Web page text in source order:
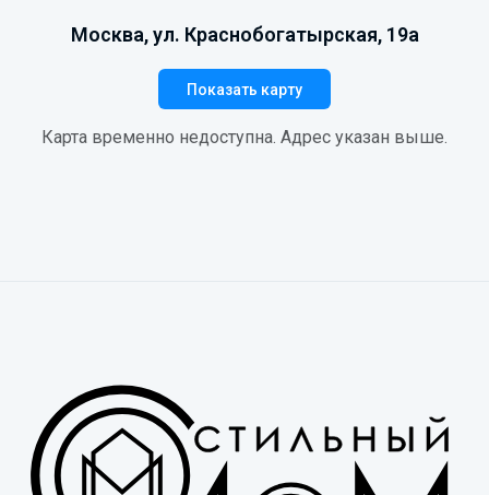
Москва, ул. Краснобогатырская, 19а
Показать карту
Карта временно недоступна. Адрес указан выше.